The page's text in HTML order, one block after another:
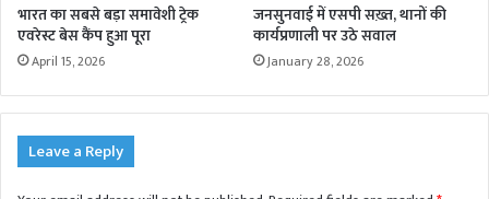
भारत का सबसे बड़ा समावेशी ट्रेक
एवरेस्ट बेस कैंप हुआ पूरा
April 15, 2026
जनसुनवाई में एसपी सख़्त, थानों की
कार्यप्रणाली पर उठे सवाल
January 28, 2026
Leave a Reply